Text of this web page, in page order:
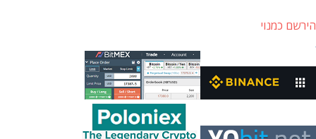
הירשם כמנוי